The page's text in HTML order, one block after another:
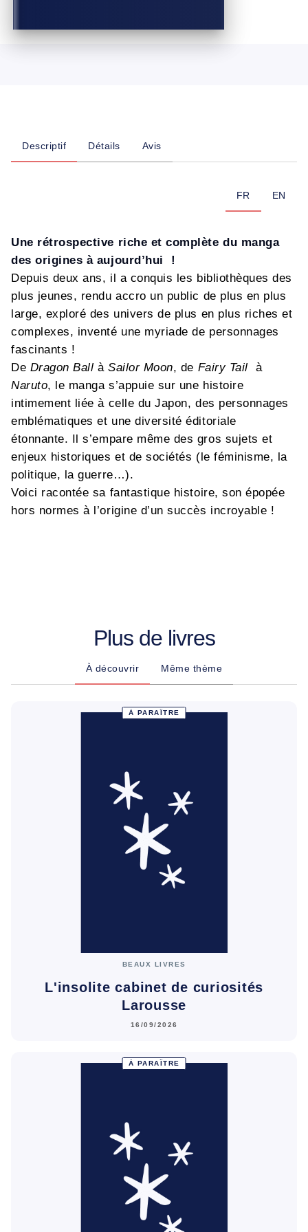
Descriptif Détails Avis
FR EN
Une rétrospective riche et complète du manga
des origines à aujourd’hui !
Depuis deux ans, il a conquis les bibliothèques des
plus jeunes, rendu accro un public de plus en plus
large, exploré des univers de plus en plus riches et
complexes, inventé une myriade de personnages
fascinants !
De Dragon Ball àSailor Moon, de Fairy Tail à
Naruto, le manga s’appuie sur une histoire
intimement liée à celle du Japon, des personnages
emblématiques et une diversité éditoriale
étonnante. Il s’empare même des gros sujets et
enjeux historiques et de sociétés (le féminisme, la
politique, la guerre…).
Voici racontée sa fantastique histoire, son épopée
hors normes à l’origine d’un succès incroyable !
Plus de livres
À découvrir Même thème
À PARAÎTRE
BEAUX LIVRES
L'insolite cabinet de curiosités
Larousse
16/09/2026
À PARAÎTRE